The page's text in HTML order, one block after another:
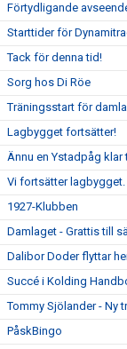
Förtydligande
Starttider för
Tack för denna tid!
Sorg hos Di Röe
Träningsstart för
Lagbygget fortsätter!
Ännu en Ystadpåg klar
Vi fortsätter lagbygget.
1927-Klubben
Damlaget - Grattis till
Dalibor Doder flyttar
Succé i Kolding
Tommy Sjölander - Ny
PåskBingo